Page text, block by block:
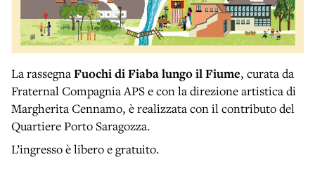
La rassegnaFuochi di Fiaba lungo il Fiume, curata da
Fraternal Compagnia APS e con la direzione artistica di
Margherita Cennamo, è realizzata con il contributo del
Quartiere Porto Saragozza.
L’ingresso è libero e gratuito.